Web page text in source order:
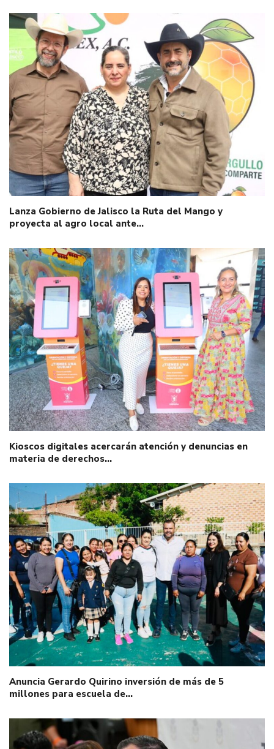
Lanza Gobierno de Jalisco la Ruta del Mango y
proyecta al agro local ante…
Kioscos digitales acercarán atención y denuncias en
materia de derechos…
Anuncia Gerardo Quirino inversión de más de 5
millones para escuela de…